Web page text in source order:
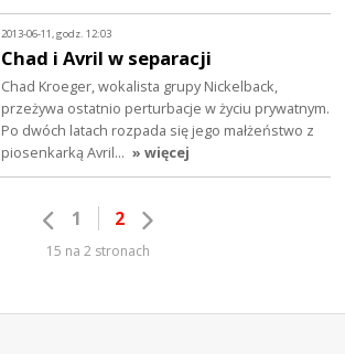
2013-06-11, godz. 12:03
Chad i Avril w separacji
Chad Kroeger, wokalista grupy Nickelback,
przeżywa ostatnio perturbacje w życiu prywatnym.
Po dwóch latach rozpada się jego małżeństwo z
piosenkarką Avril… » więcej
1 2
15 na 2 stronach